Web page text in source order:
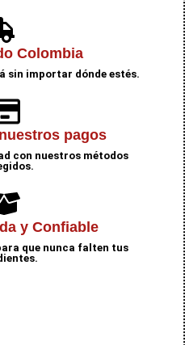
Colombia
sin importar dónde estés.
pagos
con nuestros métodos
y Confiable
que nunca falten tus